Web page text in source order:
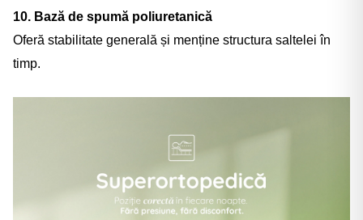
10. Bază de spumă poliuretanică
Oferă stabilitate generală și menține structura saltelei în
timp.